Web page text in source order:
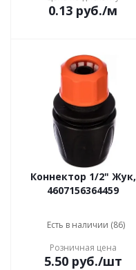
0.13 руб./м
Коннектор 1/2" Жук,
4607156364459
Есть в наличии (86)
Розничная цена
5.50руб./шт